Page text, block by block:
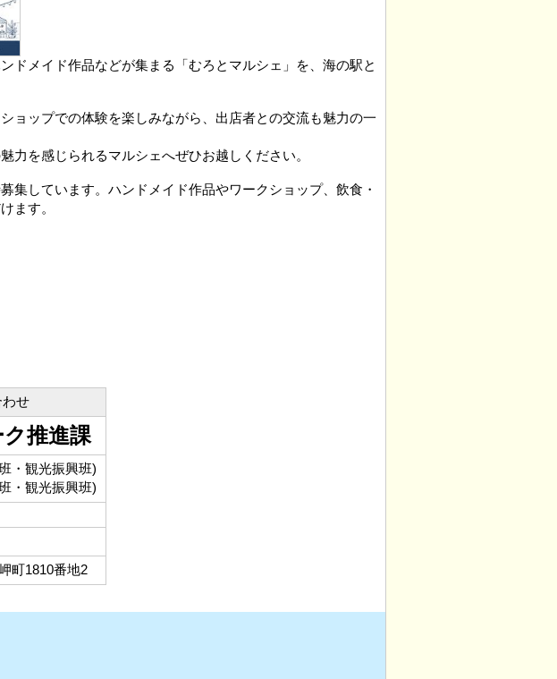
ドメイド作品などが集まる「むろとマルシェ」を、海の駅と
ョップでの体験を楽しみながら、出店者との交流も魅力の一
力を感じられるマルシェへぜひお越しください。
集しています。ハンドメイド作品やワークショップ、飲食・
ます。
せ
推進課
・観光振興班)
・観光振興班)
町1810番地2